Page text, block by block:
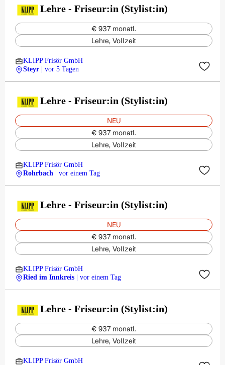
Lehre - Friseur:in (Stylist:in)
€ 937 monatl.
Lehre, Vollzeit
KLIPP Frisör GmbH
Steyr
| vor 5 Tagen
Lehre - Friseur:in (Stylist:in)
NEU
€ 937 monatl.
Lehre, Vollzeit
KLIPP Frisör GmbH
Rohrbach
| vor einem Tag
Lehre - Friseur:in (Stylist:in)
NEU
€ 937 monatl.
Lehre, Vollzeit
KLIPP Frisör GmbH
Ried im Innkreis
| vor einem Tag
Lehre - Friseur:in (Stylist:in)
€ 937 monatl.
Lehre, Vollzeit
KLIPP Frisör GmbH